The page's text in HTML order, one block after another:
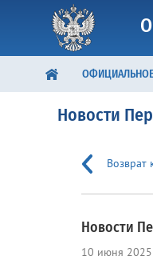
Новости
Возврат
Новости
10 июня 2025